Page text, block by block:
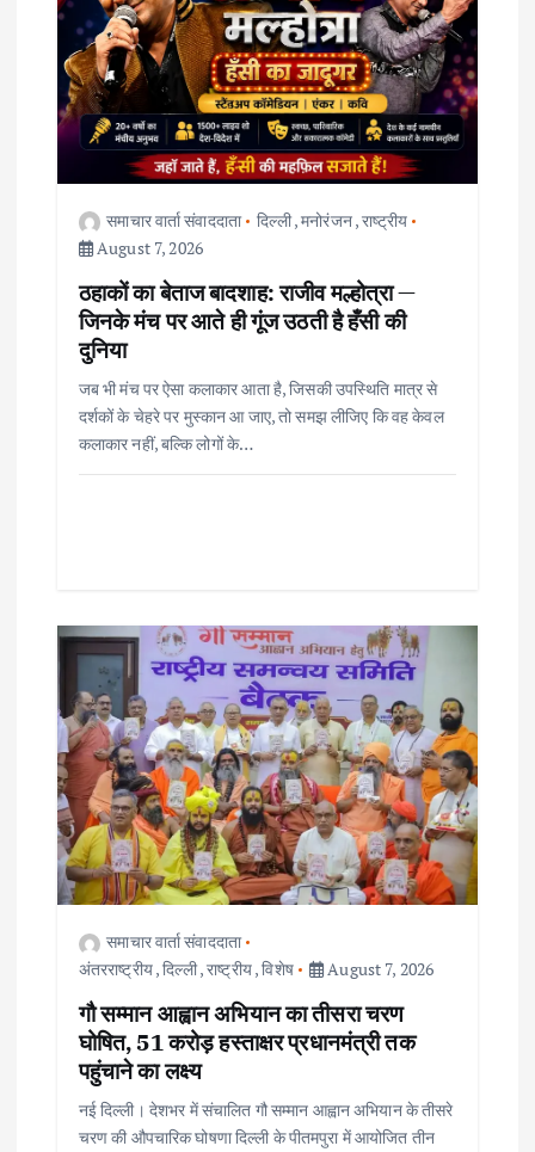
g
a
t
समाचार वार्ता संवाददाता दिल्ली,मनोरंजन,राष्ट्रीय
August 7, 2026
ठहाकों का बेताज बादशाह: राजीव मल्होत्रा —
जिनके मंच पर आते ही गूंज उठती है हँसी की
दुनिया
जब भी मंच पर ऐसा कलाकार आता है, जिसकी उपस्थिति मात्र से
दर्शकों के चेहरे पर मुस्कान आ जाए, तो समझ लीजिए कि वह केवल
कलाकार नहीं, बल्कि लोगों के…
समाचार वार्ता संवाददाता
अंतरराष्ट्रीय,दिल्ली,राष्ट्रीय,विशेष August 7, 2026
गौ सम्मान आह्वान अभियान का तीसरा चरण
घोषित, 51 करोड़ हस्ताक्षर प्रधानमंत्री तक
पहुंचाने का लक्ष्य
नई दिल्ली। देशभर में संचालित गौ सम्मान आह्वान अभियान के तीसरे
चरण की औपचारिक घोषणा दिल्ली के पीतमपुरा में आयोजित तीन